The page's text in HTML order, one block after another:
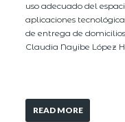
uso adecuado del
aplicaciones
de entrega de
Claudia Nayibe López
READ MORE